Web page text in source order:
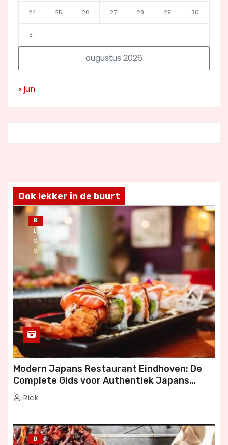
augustus 2026
24 25 26 27 28 29 30
31
« jun
Ook lekker in de buurt
B
L
O
G
Modern Japans Restaurant Eindhoven: De
Complete Gids voor Authentiek Japans
Dineren
Rick
B